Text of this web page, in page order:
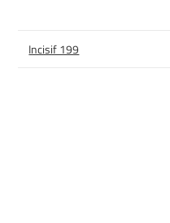
Incisif 199